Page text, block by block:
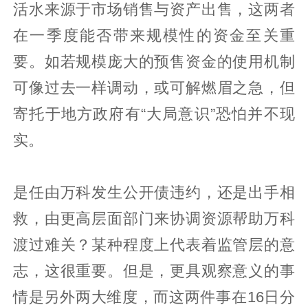
活水来源于市场销售与资产出售，这两者
在一季度能否带来规模性的资金至关重
要。如若规模庞大的预售资金的使用机制
可像过去一样调动，或可解燃眉之急，但
寄托于地方政府有“大局意识”恐怕并不现
实。
是任由万科发生公开债违约，还是出手相
救，由更高层面部门来协调资源帮助万科
渡过难关？某种程度上代表着监管层的意
志，这很重要。但是，更具观察意义的事
情是另外两大维度，而这两件事在16日分